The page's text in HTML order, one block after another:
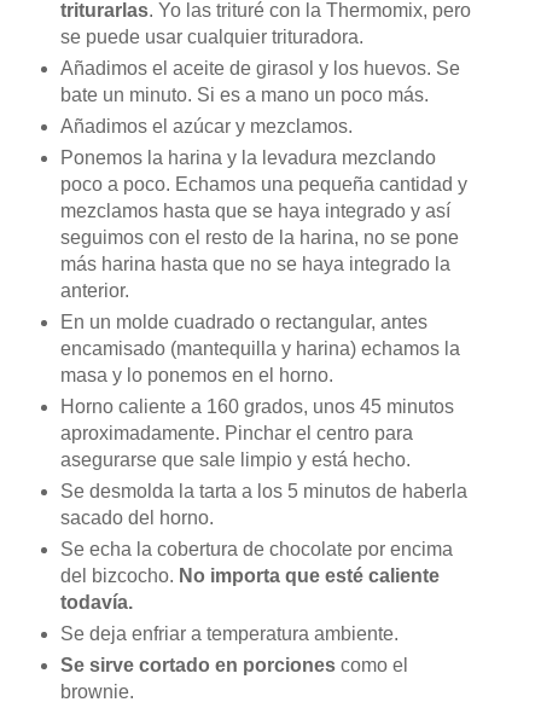
triturarlas. Yo las trituré con la Thermomix, pero
se puede usar cualquier trituradora.
Añadimos el aceite de girasol y los huevos. Se
bate un minuto. Si es a mano un poco más.
Añadimos el azúcar y mezclamos.
Ponemos la harina y la levadura mezclando
poco a poco. Echamos una pequeña cantidad y
mezclamos hasta que se haya integrado y así
seguimos con el resto de la harina, no se pone
más harina hasta que no se haya integrado la
anterior.
En un molde cuadrado o rectangular, antes
encamisado (mantequilla y harina) echamos la
masa y lo ponemos en el horno.
Horno caliente a 160 grados, unos 45 minutos
aproximadamente. Pinchar el centro para
asegurarse que sale limpio y está hecho.
Se desmolda la tarta a los 5 minutos de haberla
sacado del horno.
Se echa la cobertura de chocolate por encima
del bizcocho. No importa que esté caliente
todavía.
Se deja enfriar a temperatura ambiente.
Se sirve cortado en porcionescomo el
brownie.